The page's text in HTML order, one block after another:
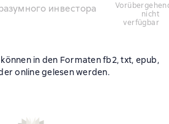
инвестора
vorübergehend
nicht
verfügbar
in den Formaten fb2, txt, epub,
online gelesen werden.